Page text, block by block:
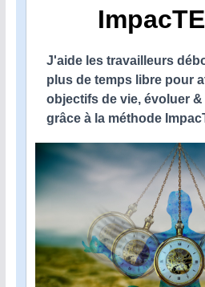
J'aide les travailleurs
plus de temps libre pour
objectifs de vie, évoluer
grâce à la méthode